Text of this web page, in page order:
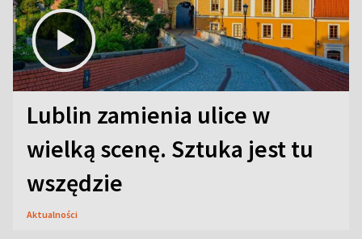
Lublin zamienia ulice w
wielką scenę. Sztuka jest tu
wszędzie
Aktualności